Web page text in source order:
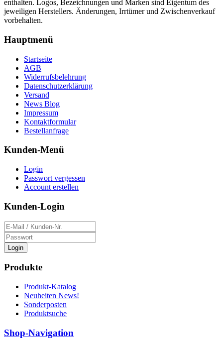
enthalten. Logos, Bezeichnungen und Marken sind Eigentum des
jeweiligen Herstellers. Änderungen, Irrtümer und Zwischenverkauf
vorbehalten.
Hauptmenü
Startseite
AGB
Widerrufsbelehrung
Datenschutzerklärung
Versand
News Blog
Impressum
Kontaktformular
Bestellanfrage
Kunden-Menü
Login
Passwort vergessen
Account erstellen
Kunden-Login
Login
Produkte
Produkt-Katalog
Neuheiten News!
Sonderposten
Produktsuche
Shop-Navigation